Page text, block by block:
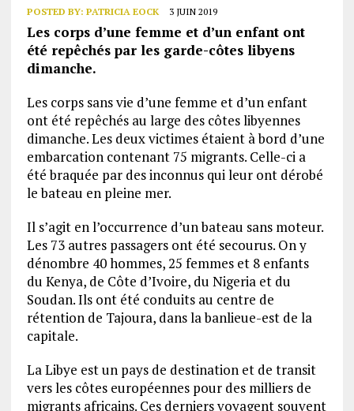
POSTED BY: PATRICIA EOCK 3 JUIN 2019
Les corps d’une femme et d’un enfant ont
été repêchés par les garde-côtes libyens
dimanche.
Les corps sans vie d’une femme et d’un enfant
ont été repêchés au large des côtes libyennes
dimanche. Les deux victimes étaient à bord d’une
embarcation contenant 75 migrants. Celle-ci a
été braquée par des inconnus qui leur ont dérobé
le bateau en pleine mer.
Il s’agit en l’occurrence d’un bateau sans moteur.
Les 73 autres passagers ont été secourus. On y
dénombre 40 hommes, 25 femmes et 8 enfants
du Kenya, de Côte d’Ivoire, du Nigeria et du
Soudan. Ils ont été conduits au centre de
rétention de Tajoura, dans la banlieue-est de la
capitale.
La Libye est un pays de destination et de transit
vers les côtes européennes pour des milliers de
migrants africains. Ces derniers voyagent souvent